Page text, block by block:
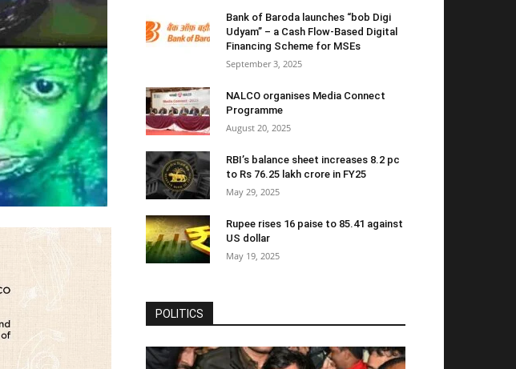
Bank of Baroda launches “bob Digi
Udyam” – a Cash Flow-Based Digital
Financing Scheme for MSEs
September 3, 2025
NALCO organises Media Connect
Programme
August 20, 2025
RBI’s balance sheet increases 8.2 pc
to Rs 76.25 lakh crore in FY25
May 29, 2025
Rupee rises 16 paise to 85.41 against
US dollar
May 19, 2025
POLITICS